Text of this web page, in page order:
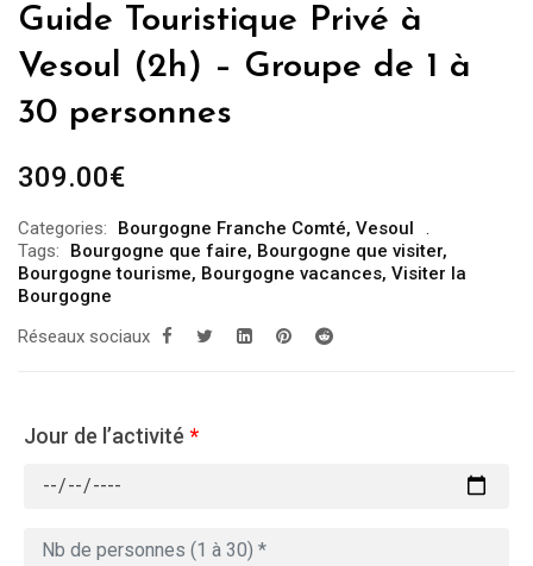
Guide Touristique Privé à
Vesoul (2h) – Groupe de 1 à
30 personnes
309.00€
Categories: Bourgogne Franche Comté, Vesoul
Tags:
Bourgogne que faire, Bourgogne que visiter,
Bourgogne tourisme, Bourgogne vacances, Visiter la
Bourgogne
Réseaux sociaux
Jour de l’activité *